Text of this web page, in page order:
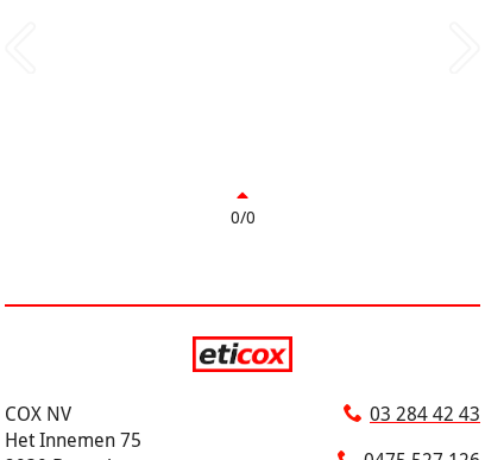
0/0
COX NV
Het Innemen 75
03 284 42 43